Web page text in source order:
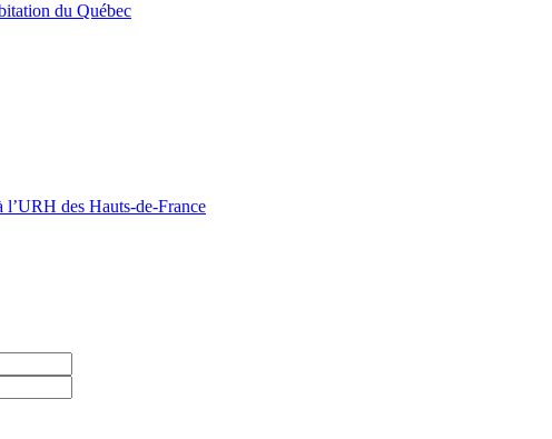
du Québec
l’URH des Hauts-de-France